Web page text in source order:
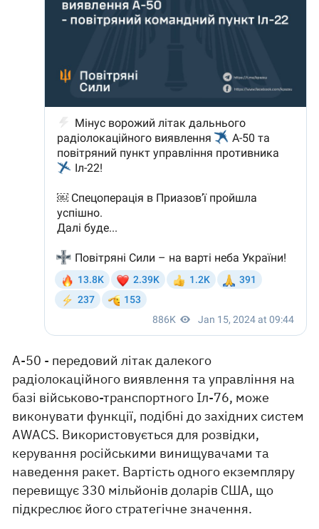
A-50 - передовий літак далекого
радіолокаційного виявлення та управління на
базі військово-транспортного Іл-76, може
виконувати функції, подібні до західних систем
AWACS. Використовується для розвідки,
керування російськими винищувачами та
наведення ракет. Вартість одного екземпляру
перевищує 330 мільйонів доларів США, що
підкреслює його стратегічне значення.